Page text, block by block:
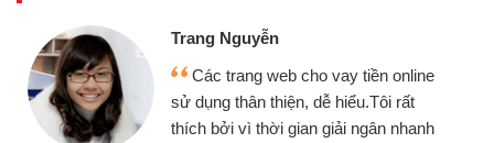
Trang Nguyễn
Các trang web cho vay tiền online
sử dụng thân thiện, dễ hiểu.Tôi rất
thích bởi vì thời gian giải ngân nhanh